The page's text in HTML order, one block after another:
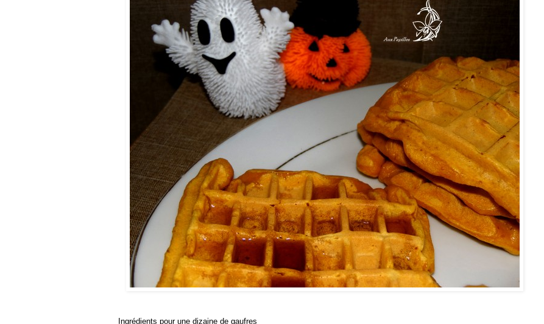
Ingrédients pour une dizaine de gaufres